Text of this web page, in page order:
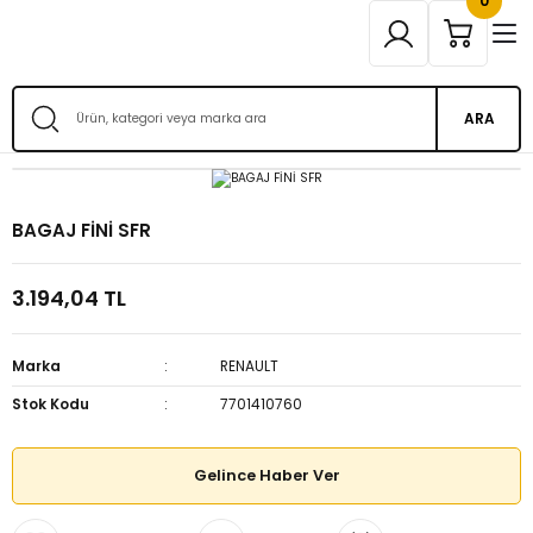
ARA
BAGAJ FİNİ SFR
3.194,04 TL
Marka
RENAULT
Stok Kodu
7701410760
Gelince Haber Ver